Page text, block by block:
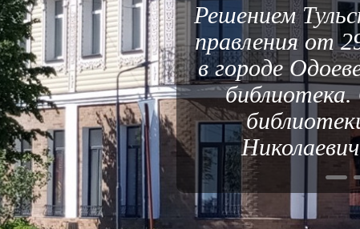
Решением
правления от
в городе